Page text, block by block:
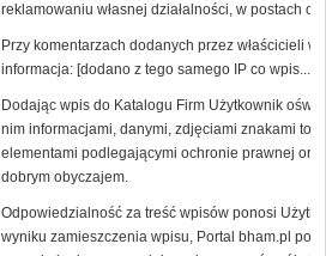
reklamowaniu własnej działalności, w postach
Przy komentarzach dodanych przez właścicieli
informacja: [dodano z tego samego IP co wpis....].
Dodając wpis do Katalogu Firm Użytkownik
nim informacjami, danymi, zdjęciami znakami
elementami podlegającymi ochronie prawnej
dobrym obyczajem.
Odpowiedzialność za treść wpisów ponosi
wyniku zamieszczenia wpisu, Portal bham.pl